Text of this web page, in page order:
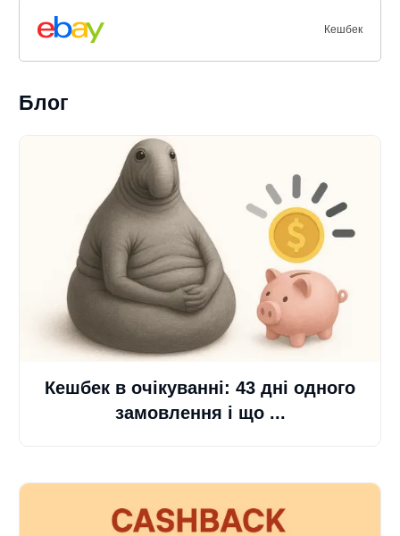
Кешбек
Блог
Кешбек в очікуванні: 43 дні одного
замовлення і що ...